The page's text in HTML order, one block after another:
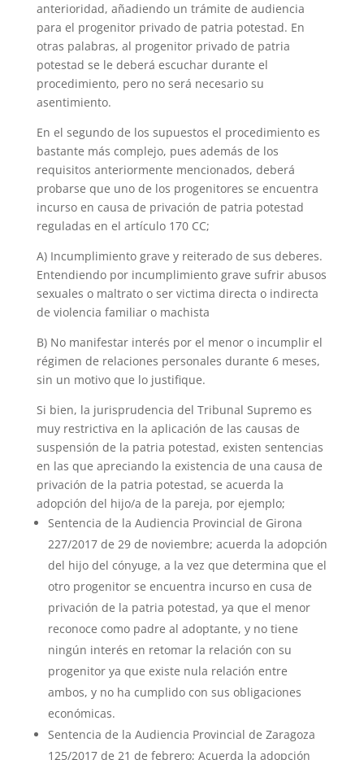
anterioridad, añadiendo un trámite de audiencia
para el progenitor privado de patria potestad. En
otras palabras, al progenitor privado de patria
potestad se le deberá escuchar durante el
procedimiento, pero no será necesario su
asentimiento.
En el segundo de los supuestos el procedimiento es
bastante más complejo, pues además de los
requisitos anteriormente mencionados, deberá
probarse que uno de los progenitores se encuentra
incurso en causa de privación de patria potestad
reguladas en el artículo 170 CC;
A) Incumplimiento grave y reiterado de sus deberes.
Entendiendo por incumplimiento grave sufrir abusos
sexuales o maltrato o ser victima directa o indirecta
de violencia familiar o machista
B) No manifestar interés por el menor o incumplir el
régimen de relaciones personales durante 6 meses,
sin un motivo que lo justifique.
Si bien, la jurisprudencia del Tribunal Supremo es
muy restrictiva en la aplicación de las causas de
suspensión de la patria potestad, existen sentencias
en las que apreciando la existencia de una causa de
privación de la patria potestad, se acuerda la
adopción del hijo/a de la pareja, por ejemplo;
Sentencia de la Audiencia Provincial de Girona
227/2017 de 29 de noviembre; acuerda la adopción
del hijo del cónyuge, a la vez que determina que el
otro progenitor se encuentra incurso en cusa de
privación de la patria potestad, ya que el menor
reconoce como padre al adoptante, y no tiene
ningún interés en retomar la relación con su
progenitor ya que existe nula relación entre
ambos, y no ha cumplido con sus obligaciones
económicas.
Sentencia de la Audiencia Provincial de Zaragoza
125/2017 de 21 de febrero; Acuerda la adopción